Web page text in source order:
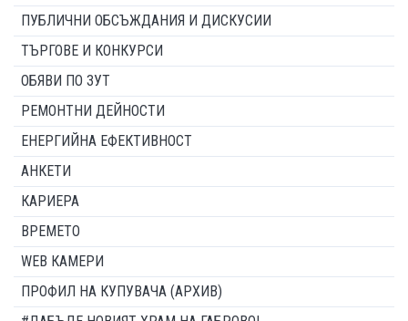
ПУБЛИЧНИ ОБСЪЖДАНИЯ И ДИСКУСИИ
ТЪРГОВЕ И КОНКУРСИ
ОБЯВИ ПО ЗУТ
РЕМОНТНИ ДЕЙНОСТИ
ЕНЕРГИЙНА ЕФЕКТИВНОСТ
АНКЕТИ
КАРИЕРА
ВРЕМЕТО
WEB КАМЕРИ
ПРОФИЛ НА КУПУВАЧА (АРХИВ)